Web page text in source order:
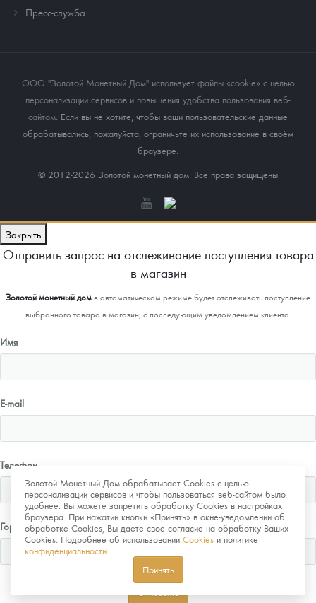
Пресс-служба
ООО "Золотой Монетный Дом" использует файлы «cookie» с целью
персонализации сервисов и повышения удобства пользования веб-
сайтом. Если вы не хотите, чтобы ваши пользовательские данные
обрабатывались, пожалуйста, ограничьте их использование в своём
браузере.
© 2012-2026 Золотой монетный дом. Все права защищены
Золотой Монетный Дом обрабатывает Cookies с целью
персонализации сервисов и чтобы пользоваться веб-сайтом было
удобнее. Вы можете запретить обработку Cookies в настройках
браузера. При нажатии кнопки «Принять» в окне-уведомлении об
обработке Cookies, Вы даете свое согласие на обработку Ваших
Cookies. Подробнее об использовании Cookies и политике
конфиденциальности
Принять
Закрыть
Отправить запрос на отслеживание поступления товара
в магазин
Золотой монетный домв автоматическом режиме будет отслеживать поступление
выбранного товара в магазин, с последующим уведомлением клиента.
Имя
E-mail
Телефон
Город
Отправить